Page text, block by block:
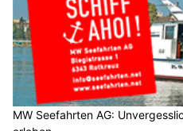
MW Seefahrten AG: